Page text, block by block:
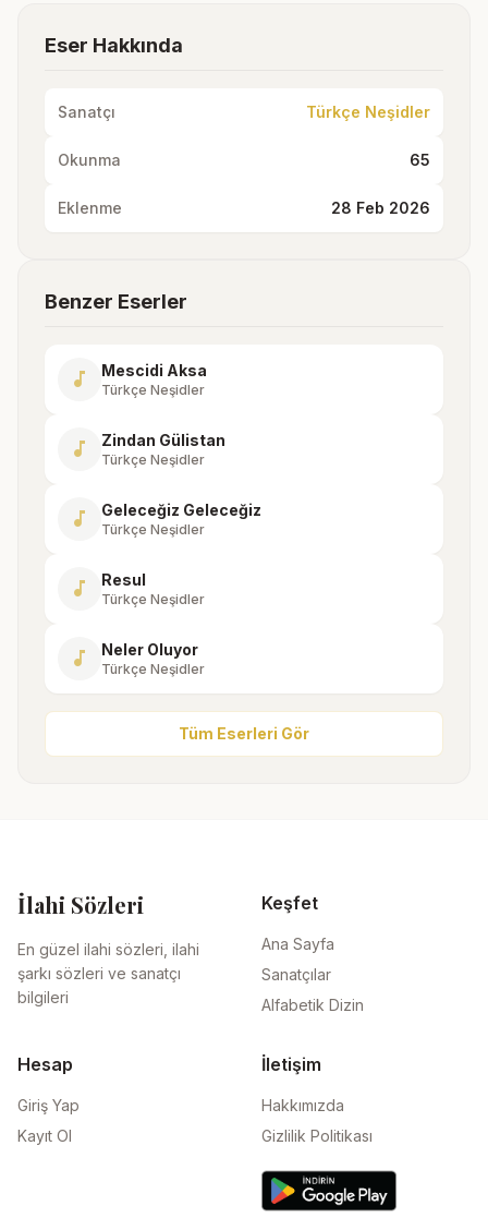
Eser Hakkında
Sanatçı Türkçe Neşidler
Okunma 65
Eklenme 28 Feb 2026
Benzer Eserler
music_note Mescidi Aksa
Türkçe Neşidler
music_note Zindan Gülistan
Türkçe Neşidler
music_note Geleceğiz Geleceğiz
Türkçe Neşidler
music_note Resul
Türkçe Neşidler
music_note Neler Oluyor
Türkçe Neşidler
Tüm Eserleri Gör
İlahi Sözleri
En güzel ilahi sözleri, ilahi
şarkı sözleri ve sanatçı
bilgileri
Keşfet
Ana Sayfa
Sanatçılar
Alfabetik Dizin
Hesap
Giriş Yap
Kayıt Ol
İletişim
Hakkımızda
Gizlilik Politikası